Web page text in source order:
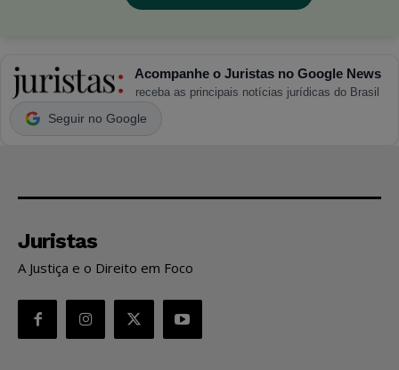
Acompanhe o Juristas no Google News
receba as principais notícias jurídicas do Brasil
Seguir no Google
Juristas
A Justiça e o Direito em Foco